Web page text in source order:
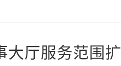
大厅服务范围